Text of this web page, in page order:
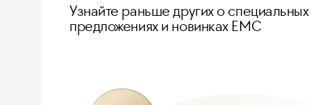
Узнайте раньше других о специальных
предложениях и новинках ЕМС